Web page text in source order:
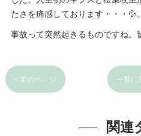
たさを痛感しております・・・💦。
事故って突然起きるものですね。
< 前のページ 一覧に
関連